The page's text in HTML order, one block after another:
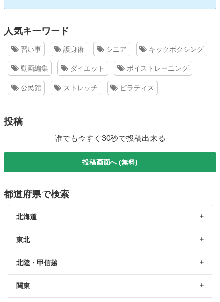
人気キーワード
習い事 護身術 シニア キックボクシング
動画編集 ダイエット ボイストレーニング
公民館 ストレッチ ピラティス
投稿
誰でも今すぐ30秒で投稿出来る
投稿画面へ (無料)
都道府県で検索
北海道
東北
北陸・甲信越
関東